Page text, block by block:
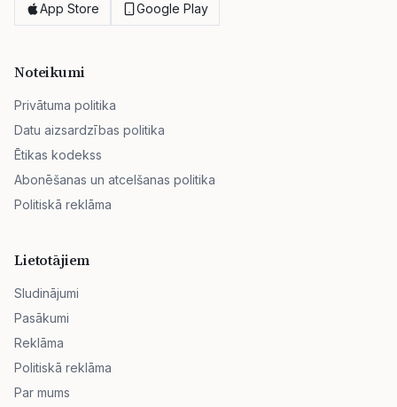
App Store Google Play
Noteikumi
Privātuma politika
Datu aizsardzības politika
Ētikas kodekss
Abonēšanas un atcelšanas politika
Politiskā reklāma
Lietotājiem
Sludinājumi
Pasākumi
Reklāma
Politiskā reklāma
Par mums